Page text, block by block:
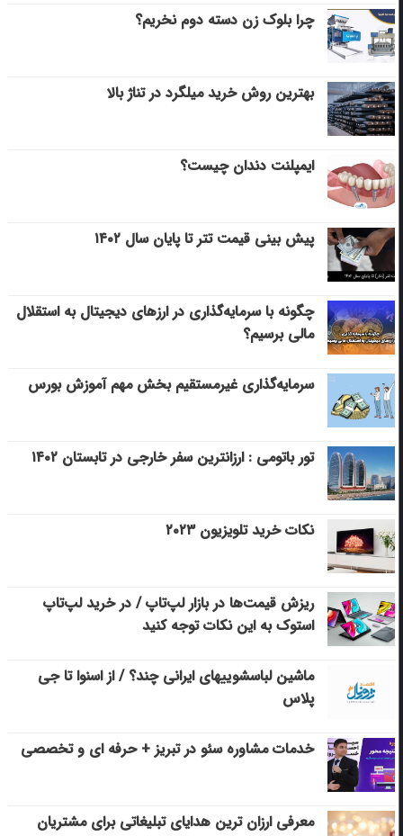
چرا بلوک زن دسته دوم نخریم؟
بهترین روش خرید میلگرد در تناژ بالا
ایمپلنت دندان چیست؟
پیش بینی قیمت تتر تا پایان سال ۱۴۰۲
چگونه با سرمایه‌گذاری در ارزهای دیجیتال به استقلال
مالی برسیم؟
سرمایه‌گذاری غیرمستقیم بخش مهم آموزش بورس
تور باتومی : ارزانترین سفر خارجی در تابستان ۱۴۰۲
نکات خرید تلویزیون ۲۰۲۳
ریزش قیمت‌ها در بازار لپ‌تاپ / در خرید لپ‌تاپ
استوک به این نکات توجه کنید
ماشین لباسشویی‎های ایرانی چند؟ / از اسنوا تا جی
پلاس
خدمات مشاوره سئو در تبریز + حرفه ای و تخصصی
معرفی ارزان ترین هدایای تبلیغاتی برای مشتریان